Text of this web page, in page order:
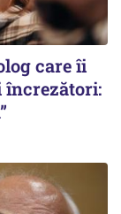
care îi
încrezători: